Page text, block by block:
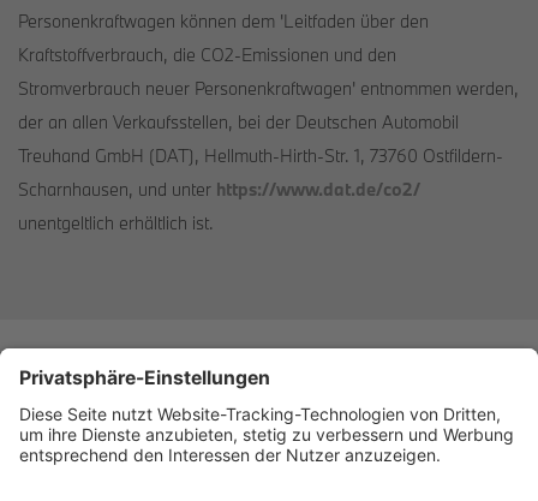
Personenkraftwagen können dem 'Leitfaden über den
Kraftstoffverbrauch, die CO2-Emissionen und den
Stromverbrauch neuer Personenkraftwagen' entnommen werden,
der an allen Verkaufsstellen, bei der Deutschen Automobil
Treuhand GmbH (DAT), Hellmuth-Hirth-Str. 1, 73760 Ostfildern-
Scharnhausen, und unter https://www.dat.de/co2/
unentgeltlich erhältlich ist.